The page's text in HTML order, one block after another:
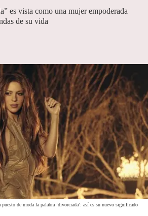
es vista como una mujer empoderada
de su vida
de moda la palabra ‘divorciada’: así es su nuevo significado